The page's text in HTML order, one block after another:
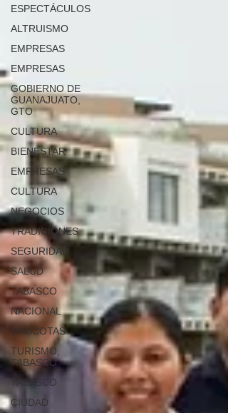
ESPECTÁCULOS
ALTRUISMO
EMPRESAS
EMPRESAS
GOBIERNO DE
GUANAJUATO,
GTO
CULTURA
BIENESTAR
EMPRESAS
CULTURA
NEGOCIOS
TRADICIONES
SEGURIDAD
SALUD
TABASCO
NACIONAL
MASCOTAS
TURISMO,
TABASCO
TABASCO
CIUDAD